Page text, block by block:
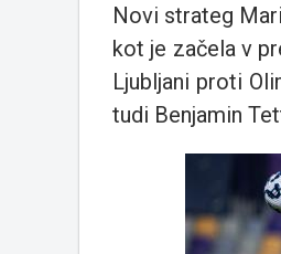
Novi strateg
kot je začela v
Ljubljani proti
tudi Benjamin